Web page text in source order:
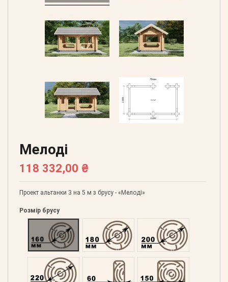
Мелоді
118 332,00 ₴
Проект альтанки 3 на 5 м з брусу - «Мелоді»
Розмір брусу
Оциліндрований 160Оциліндрований 180Оциліндрований 200
Оциліндрований 220Профільований 60 Профільований 150